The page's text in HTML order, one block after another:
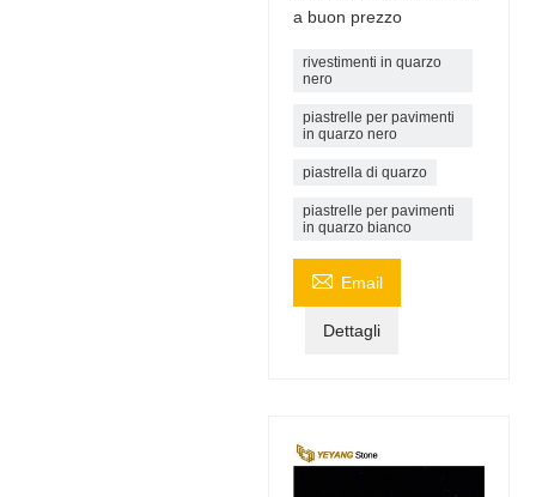
a buon prezzo
rivestimenti in quarzo
nero
piastrelle per pavimenti
in quarzo nero
piastrella di quarzo
piastrelle per pavimenti
in quarzo bianco
 Email
Dettagli